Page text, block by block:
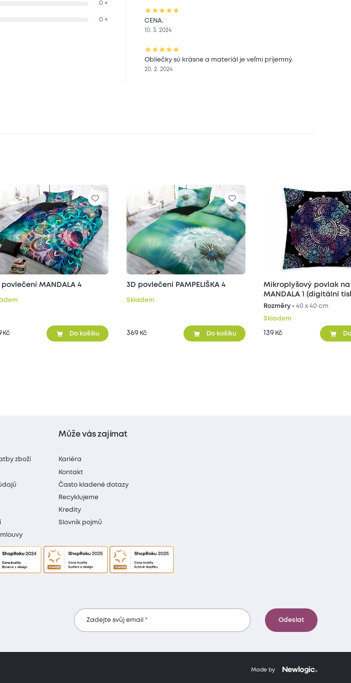
0 ×
0 × CENA,
10. 3. 2024
Obliečky sú krásne a materiál je veľmi príjemný.
20. 2. 2024
povlečení MANDALA 4
Kč Do košíku
3D povlečení PAMPELIŠKA 4
Skladem
369 Kč Do košíku
Mikroplyšový povlak
MANDALA 1 (digitální tisk)
cm
Rozměry • 40 x 40 cm
Skladem
139 Kč
zboží
Může vás zajímat
Kariéra
Kontakt
Často kladené dotazy
Recyklujeme
Kredity
Slovník pojmů
Zadejte svůj email Odeslat
Made by